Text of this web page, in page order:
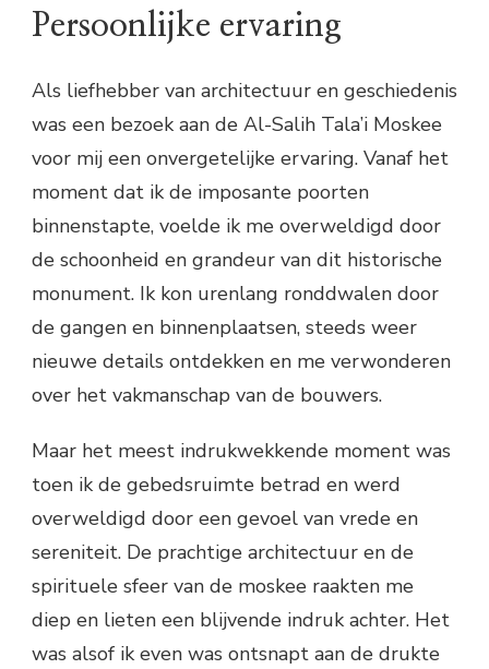
Persoonlijke ervaring
Als liefhebber van architectuur en geschiedenis
was een bezoek aan de Al-Salih Tala’i Moskee
voor mij een onvergetelijke ervaring. Vanaf het
moment dat ik de imposante poorten
binnenstapte, voelde ik me overweldigd door
de schoonheid en grandeur van dit historische
monument. Ik kon urenlang ronddwalen door
de gangen en binnenplaatsen, steeds weer
nieuwe details ontdekken en me verwonderen
over het vakmanschap van de bouwers.
Maar het meest indrukwekkende moment was
toen ik de gebedsruimte betrad en werd
overweldigd door een gevoel van vrede en
sereniteit. De prachtige architectuur en de
spirituele sfeer van de moskee raakten me
diep en lieten een blijvende indruk achter. Het
was alsof ik even was ontsnapt aan de drukte